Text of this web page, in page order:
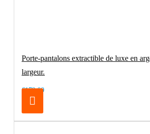
Porte-pantalons extractible de luxe en
largeur.
€179.00